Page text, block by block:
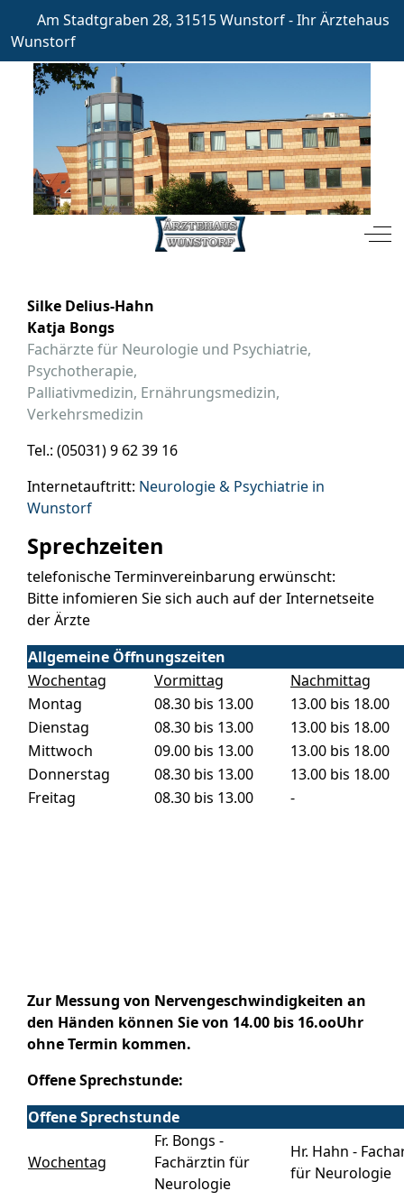
Am Stadtgraben 28, 31515 Wunstorf - Ihr Ärztehaus
Wunstorf
Mobile Menu Toggle
Silke Delius-Hahn
Katja Bongs
Fachärzte für Neurologie und Psychiatrie,
Psychotherapie,
Palliativmedizin, Ernährungsmedizin,
Verkehrsmedizin
Tel.: (05031) 9 62 39 16
Internetauftritt: Neurologie & Psychiatrie in
Wunstorf
Sprechzeiten
telefonische Terminvereinbarung erwünscht:
Bitte infomieren Sie sich auch auf der Internetseite
der Ärzte
Allgemeine Öffnungszeiten
Wochentag
Vormittag
Nachmittag
Montag
08.30 bis 13.00
13.00 bis 18.00
Dienstag
08.30 bis 13.00
13.00 bis 18.00
Mittwoch
09.00 bis 13.00
13.00 bis 18.00
Donnerstag
08.30 bis 13.00
13.00 bis 18.00
Freitag
08.30 bis 13.00 -
Zur Messung von Nervengeschwindigkeiten an
den Händen können Sie von 14.00 bis 16.ooUhr
ohne Termin kommen.
Offene Sprechstunde:
Offene Sprechstunde
Wochentag
Fr. Bongs -
Fachärztin für
Neurologie
Hr. Hahn -
für Neurologie